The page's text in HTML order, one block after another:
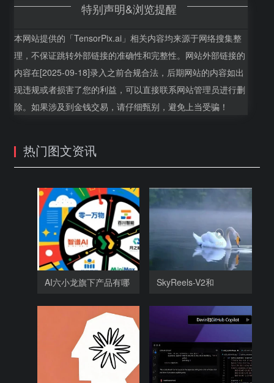
特别声明&浏览提醒
本网站提供的「TensorPix.ai」相关内容均来源于网络搜集整
理，不保证跳转外部链接的准确性和完整性。网站外部链接的
内容在[2025-09-18]录入之前合规合法，后期网站的内容如出
现违规或者损害了您的利益，可以直接联系网站管理员进行删
除。如果涉及到金钱交易，请仔细甄别，避免上当受骗！
热门图文资讯
AI六小龙旗下产品有哪
SkyReels-V2和